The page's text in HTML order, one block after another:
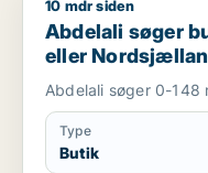
Abdelali søger butik
10 mdr siden
Abdelali søger
eller
Abdelali søger 0-148
Type
Butik